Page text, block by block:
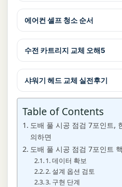
에어컨 셀프 청소 순서
수전 카트리지 교체 오해5
샤워기 헤드 교체 실전후기
Table of Contents
도배 풀 시공 점검 7포인트,
의하면
도배 풀 시공 점검 7포인트
1. 데이터 확보
2. 설계 옵션 검토
3. 구현 단계